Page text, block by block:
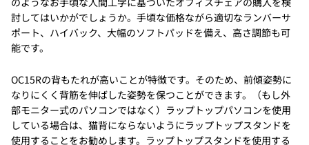
討してはいかがでしょうか。手頃な価格ながら適切なランバーサ
ポート、ハイバック、大幅のソフトパッドを備え、高さ調節も可
能です。
OC15Rの背もたれが高いことが特徴です。そのため、前傾姿勢に
なりにくく背筋を伸ばした姿勢を保つことができます。（もし外
部モニター式のパソコンではなく）ラップトップパソコンを使用
している場合は、猫背にならないようにラップトップスタンドを
使用することをお勧めします。ラップトップスタンドを使用する